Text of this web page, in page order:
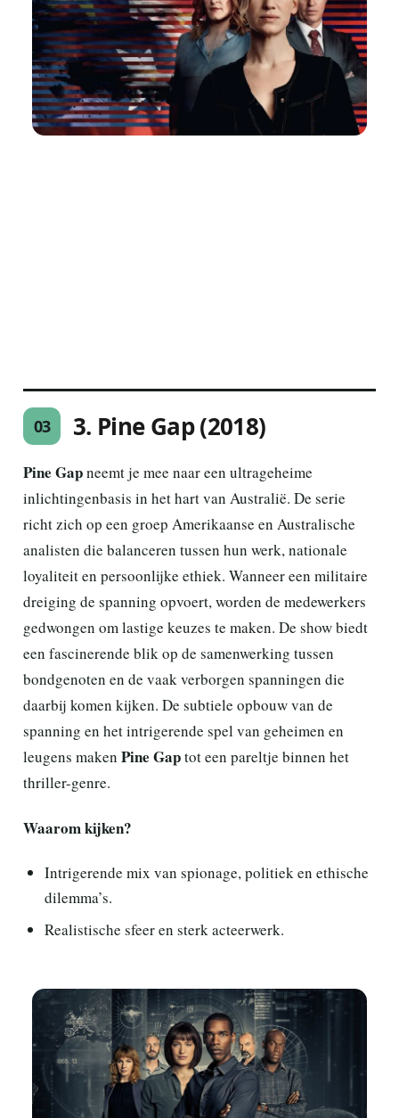
03 3. Pine Gap (2018)
Pine Gapneemt je mee naar een ultrageheime
inlichtingenbasis in het hart van Australië. De serie
richt zich op een groep Amerikaanse en Australische
analisten die balanceren tussen hun werk, nationale
loyaliteit en persoonlijke ethiek. Wanneer een militaire
dreiging de spanning opvoert, worden de medewerkers
gedwongen om lastige keuzes te maken. De show biedt
een fascinerende blik op de samenwerking tussen
bondgenoten en de vaak verborgen spanningen die
daarbij komen kijken. De subtiele opbouw van de
spanning en het intrigerende spel van geheimen en
leugens maken Pine Gaptot een pareltje binnen het
thriller-genre.
Waarom kijken?
Intrigerende mix van spionage, politiek en ethische
dilemma’s.
Realistische sfeer en sterk acteerwerk.